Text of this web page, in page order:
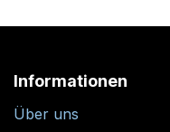
Informationen
Über uns